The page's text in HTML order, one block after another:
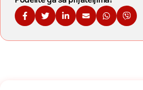
Podelite na Fejsbuku
Podelite na Tviteru
Podelite na Linkdinu
Podelite na imejl
Podelite